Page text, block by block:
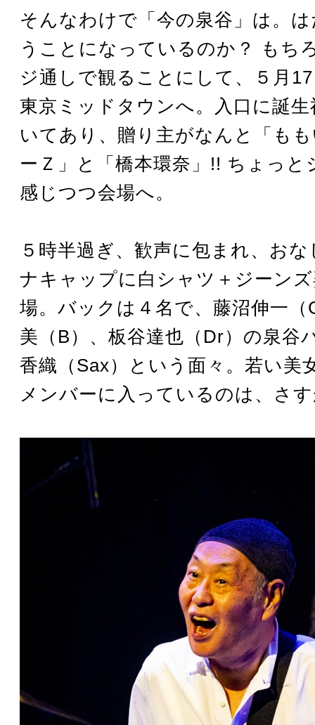
そんなわけで「今の泉谷」は。
うことになっているのか？ もち
ジ通しで観ることにして、５月
東京ミッドタウンへ。入口に誕
いてあり、贈り主がなんと「も
ーＺ」と「橋本環奈」!! ちょっと
感じつつ会場へ。
５時半過ぎ、歓声に包まれ、お
ナキャップに白シャツ＋ジーン
場。バックは４名で、藤沼伸一（
美（B）、板谷達也（Dr）の泉谷
香織（Sax）という面々。若い美
メンバーに入っているのは、さ